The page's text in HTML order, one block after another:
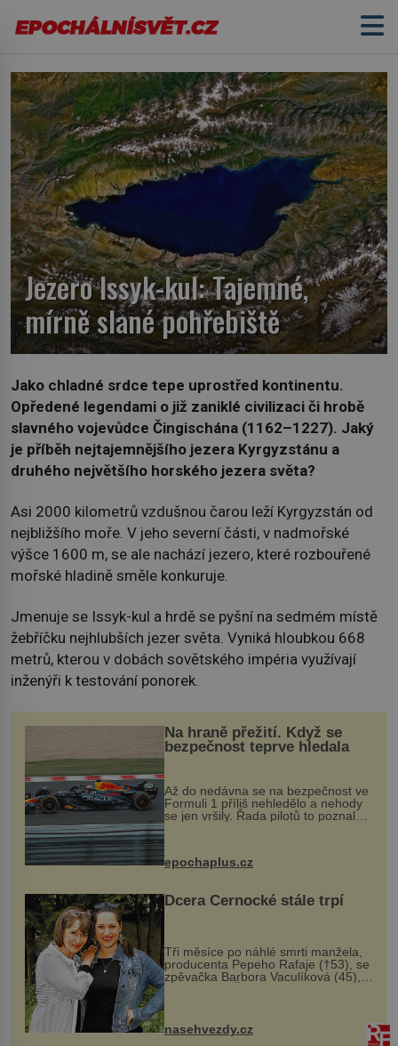
Jezero Issyk-kul: Tajemné,
mírně slané pohřebiště
Jako chladné srdce tepe uprostřed kontinentu.
Opředené legendami o již zaniklé civilizaci či hrobě
slavného vojevůdce Čingischána (1162–1227). Jaký
je příběh nejtajemnějšího jezera Kyrgyzstánu a
druhého největšího horského jezera světa?
Asi 2000 kilometrů vzdušnou čarou leží Kyrgyzstán od
nejbližšího moře. V jeho severní části, v nadmořské
výšce 1600 m, se ale nachází jezero, které rozbouřené
mořské hladině směle konkuruje.
Jmenuje se Issyk-kul a hrdě se pyšní na sedmém místě
žebříčku nejhlubších jezer světa. Vyniká hloubkou 668
metrů, kterou v dobách sovětského impéria využívají
inženýři k testování ponorek.
Na hraně přežití. Když se
bezpečnost teprve hledala
Až do nedávna se na bezpečnost ve
Formuli 1 příliš nehledělo a nehody
se jen vršily. Řada pilotů to poznala
na vlastní kůži, často s trvalými
následky nebo bohužel i ztrátou
života. Dnes nepochopiteln...
epochaplus.cz
Dcera Černocké stále trpí
Tři měsíce po náhlé smrti manžela,
producenta Pepeho Rafaje (†53), se
zpěvačka Barbora Vaculíková (45),
dcera Petry Černocké (75), poprvé
ozvala veřejnosti. Na sociální síti
sdílela, že se snaží fung...
nasehvezdy.cz